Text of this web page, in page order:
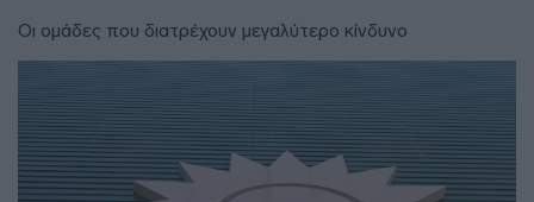
Οι ομάδες που διατρέχουν μεγαλύτερο κίνδυνο